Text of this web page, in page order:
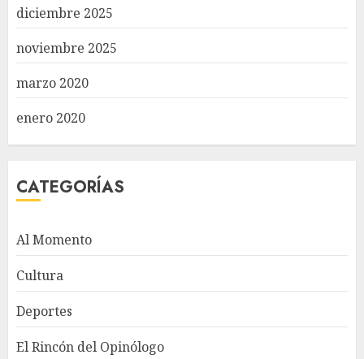
diciembre 2025
noviembre 2025
marzo 2020
enero 2020
CATEGORÍAS
Al Momento
Cultura
Deportes
El Rincón del Opinólogo